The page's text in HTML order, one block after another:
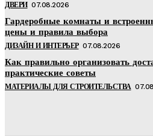
ДВЕРИ 07.08.2026
Гардеробные комнаты и
цены и правила выбора
ДИЗАЙН И ИНТЕРЬЕР 07.08.2026
Как правильно организовать
практические советы
МАТЕРИАЛЫ ДЛЯ СТРОИТЕЛЬСТВА